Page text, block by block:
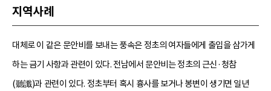
지역사례
대체로 이 같은 문안비를 보내는 풍속은 정초의 여자들에게 출입을 삼가게
하는 금기 사항과 관련이 있다. 전남에서 문안비는 정초의 근신·청참
(聽讖)과 관련이 있다. 정초부터 혹시 흉사를 보거나 봉변이 생기면 일년